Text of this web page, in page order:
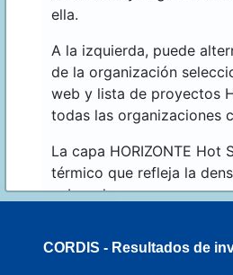
ella.
A la izquierda, puede
de la organización
web y lista de proyectos
todas las organizaciones
La capa HORIZONTE Hot
térmico que refleja la
sobre el mapa.
CORDIS - Resultados de